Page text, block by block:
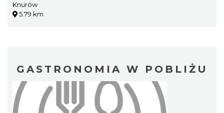
Knurów
5.79 km
GASTRONOMIA W POBLIŻU